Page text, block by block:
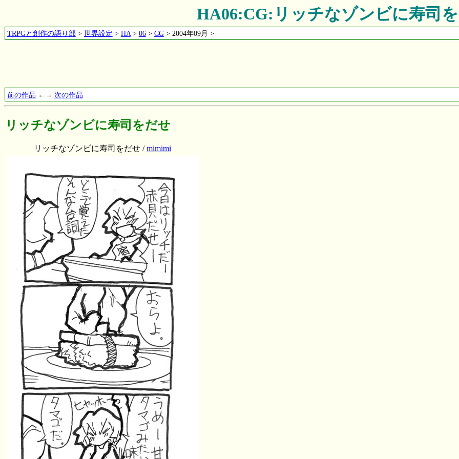
HA06:CG:リッチなゾンビに寿司
TRPGと創作の語り部> 世界設定 > HA> 06> CG> 2004年09月 >
前の作品 ←→ 次の作品
リッチなゾンビに寿司をだせ
リッチなゾンビに寿司をだせ /mimimi